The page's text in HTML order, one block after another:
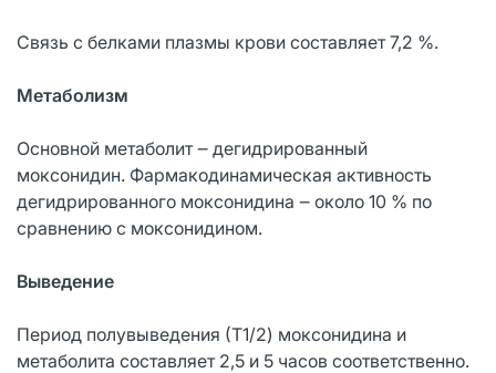
Связь с белками плазмы крови составляет 7,2 %.
Метаболизм
Основной метаболит ‒ дегидрированный
моксонидин. Фармакодинамическая активность
дегидрированного моксонидина ‒ около 10 % по
сравнению с моксонидином.
Выведение
Период полувыведения (Т1/2) моксонидина и
метаболита составляет 2,5 и 5 часов соответственно.